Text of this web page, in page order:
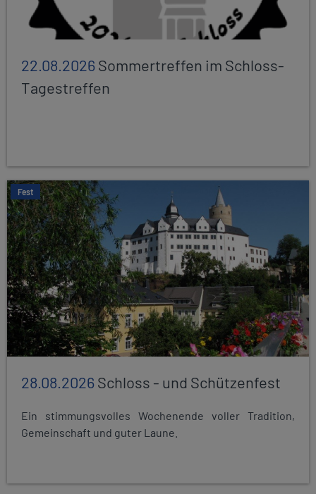
22.08.2026Sommertreffen im Schloss-
Tagestreffen
Fest
28.08.2026Schloss - und Schützenfest
Ein stimmungsvolles Wochenende voller Tradition,
Gemeinschaft und guter Laune.